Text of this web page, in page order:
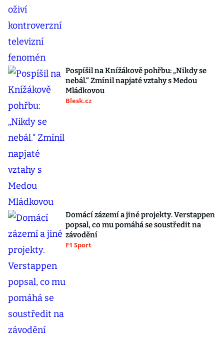
Pospíšil na Knížákově pohřbu: „Nikdy se
nebál.“ Zmínil napjaté vztahy s Medou
Mládkovou
Blesk.cz
Domácí zázemí a jiné projekty. Verstappen
popsal, co mu pomáhá se soustředit na
závodění
F1 Sport